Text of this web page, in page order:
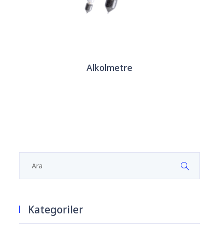
Alkolmetre
Kategoriler